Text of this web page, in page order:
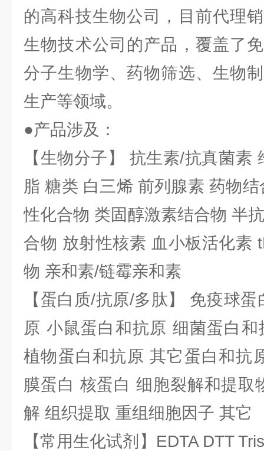
的高科技生物公司，目前代理
生物技术公司的产品，覆盖了
分子生物学、药物筛选、生物
生产等领域。
●产品涉及：
【生物分子】 抗生素/抗真菌素
脂 糖类 白三烯 前列腺素 药物
性化合物 类固醇激素结合物 半
合物 放射性核素 血小板活化素
物 亲和素/链霉亲和素
【蛋白质/抗原/多肽】 免疫球
原 小鼠蛋白和抗原 细菌蛋白
植物蛋白和抗原 其它蛋白和抗
膜蛋白 核蛋白 细胞裂解和提取
解 组织提取 重组细胞因子 其它
【常用生化试剂】EDTA DTT